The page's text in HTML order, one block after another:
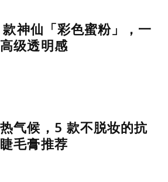
神仙「彩色蜜粉」，一
级透明感
气候，5 款不脱妆的抗
毛膏推荐